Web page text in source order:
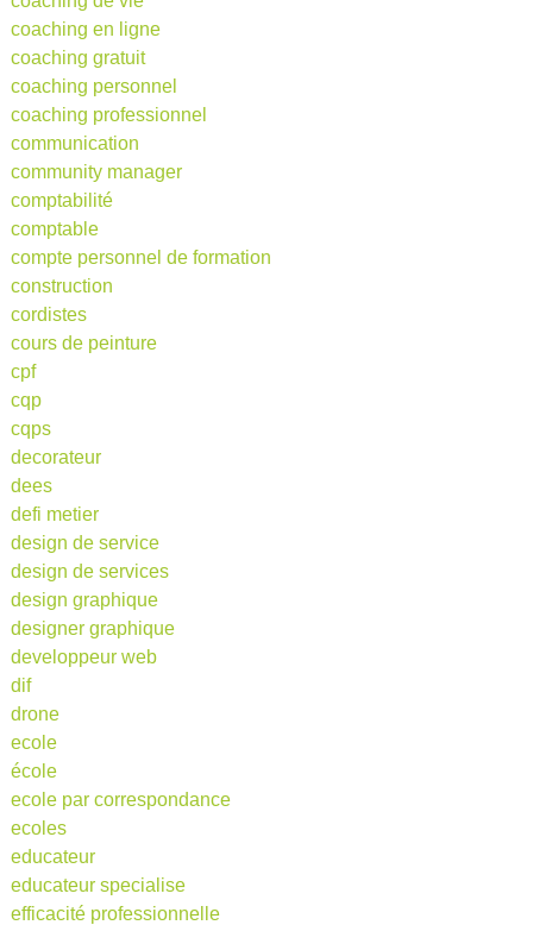
coaching en ligne
coaching gratuit
coaching personnel
coaching professionnel
communication
community manager
comptabilité
comptable
compte personnel de formation
construction
cordistes
cours de peinture
cpf
cqp
cqps
decorateur
dees
defi metier
design de service
design de services
design graphique
designer graphique
developpeur web
dif
drone
ecole
école
ecole par correspondance
ecoles
educateur
educateur specialise
efficacité professionnelle